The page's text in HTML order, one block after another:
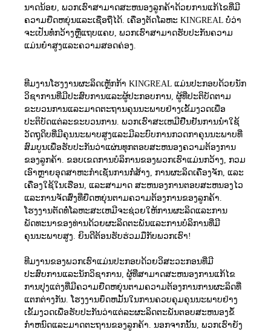
ນາດນ້ອຍ, ພວກເຮົາສາມາດສະຫນອງລູກຄ້າດ້ວຍການແກ້ໄຂທີ່ມີ
ຄວາມຍືດຫຍຸ່ນແລະເຊື່ອຖືໄດ້. ເຄື່ອງຕັດໂລຫະ KINGREAL ບໍ່ວ່າ
ຈະເປັນທໍ່ກວ້າງຫຼືແຖບແຄບ, ພວກເຮົາສາມາດຮັບປະກັນຄວາມ
ແມ່ນຍໍາສູງແລະຄວາມສອດຄ່ອງ.
ທີມງານໂຮງງານຜະລິດເຫຼັກກ້າ KINGREAL ແມ່ນປະກອບດ້ວຍນັກ
ວິຊາການທີ່ມີປະສົບການແລະຜູ້ປະກອບການ, ຜູ້ທີ່ປະຕິບັດຕາມ
ຂະບວນການແລະມາດຕະຖານຄຸນນະພາບຢ່າງເຂັ້ມງວດເພື່ອ
ປະຕິບັດແຕ່ລະຂະບວນການ. ພວກເຮົາສະເຫມີຢືນຢັນການນໍາໃຊ້
ວັດຖຸດິບທີ່ມີຄຸນນະພາບສູງແລະມີລະບົບການກວດກາຄຸນນະພາບທີ່
ສົມບູນເພື່ອຮັບປະກັນວ່າແຜ່ນທຸກຕອບສະຫນອງຄວາມຕ້ອງການ
ຂອງລູກຄ້າ. ຂອບເຂດການບໍລິການຂອງພວກເຮົາແມ່ນກວ້າງ, ກວມ
ເອົາຫຼາຍອຸດສາຫະກໍາເຊັ່ນການກໍ່ສ້າງ, ການຜະລິດເຄື່ອງຈັກ, ແລະ
ເຄື່ອງໃຊ້ໃນເຮືອນ, ແລະສາມາດ ສະຫນອງການຕອບສະຫນອງໄວ
ແລະການຈັດສົ່ງທີ່ຍືດຫຍຸ່ນຕາມຄວາມຕ້ອງການຂອງລູກຄ້າ.
ໂຮງງານຕັດທໍ່ໂລຫະສະເຫມີຈະຊ່ວຍໃຫ້ການຜະລິດແລະການ
ພັດທະນາຂອງທ່ານດ້ວຍຜະລິດຕະພັນແລະການບໍລິການທີ່ມີ
ຄຸນນະພາບສູງ. ຍິນດີຕ້ອນຮັບຮ່ວມມືກັບພວກເຮົາ!
ທີມງານຂອງພວກເຮົາແມ່ນປະກອບດ້ວຍວິສະວະກອນທີ່ມີ
ປະສົບການແລະນັກວິຊາການ, ຜູ້ທີ່ສາມາດສະຫນອງການແກ້ໄຂ
ການປຸງແຕ່ງທີ່ມີຄວາມຍືດຫຍຸ່ນຕາມຄວາມຕ້ອງການການຜະລິດທີ່
ແຕກຕ່າງກັນ. ໂຮງງານຍຶດຫມັ້ນໃນການຄວບຄຸມຄຸນນະພາບຢ່າງ
ເຂັ້ມງວດເພື່ອຮັບປະກັນວ່າແຕ່ລະຜະລິດຕະພັນຕອບສະຫນອງຂໍ້
ກໍາຫນົດແລະມາດຕະຖານຂອງລູກຄ້າ. ນອກຈາກນັ້ນ, ພວກເຮົາຍັງ